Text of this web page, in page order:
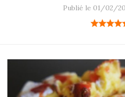
Publié le 01/02/